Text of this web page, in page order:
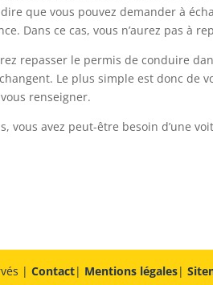
que vous pouvez demander à
Dans ce cas, vous n’aurez pas à
repasser le permis de conduire
Le plus simple est donc de
renseigner.
vous avez peut-être besoin d’une
| Contact| Mentions légales|